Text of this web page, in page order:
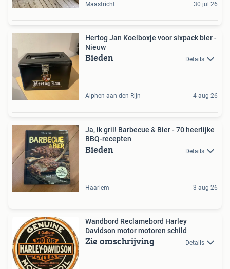
Maastricht 30 jul 26
Hertog Jan Koelboxje voor sixpack bier -
Nieuw
Bieden Details
Alphen aan den Rijn 4 aug 26
Ja, ik gril! Barbecue & Bier - 70 heerlijke
BBQ-recepten
Bieden Details
Haarlem 3 aug 26
Wandbord Reclamebord Harley
Davidson motor motoren schild
Zie omschrijving Details